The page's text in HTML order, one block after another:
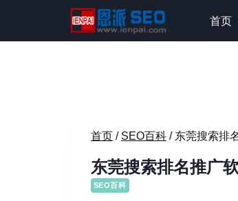
内
首页
首页 / SEO百科 / 东莞搜索排
东莞搜索排名推广
SEO百科